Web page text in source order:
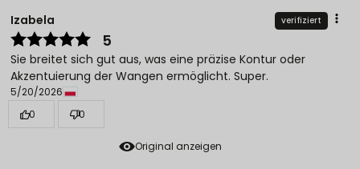
Original anzeigen
Izabela verifiziert
5
Sie breitet sich gut aus, was eine präzise Kontur oder
Akzentuierung der Wangen ermöglicht. Super.
5/20/2026
0
0